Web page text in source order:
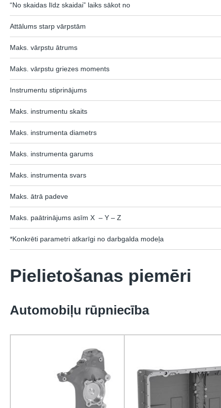
“No skaidas līdz skaidai” laiks sākot no
Attālums starp vārpstām
Maks. vārpstu ātrums
Maks. vārpstu griezes moments
Instrumentu stiprinājums
Maks. instrumentu skaits
Maks. instrumenta diametrs
Maks. instrumenta garums
Maks. instrumenta svars
Maks. ātrā padeve
Maks. paātrinājums asīm X – Y – Z
*Konkrēti parametri atkarīgi no darbgalda modeļa
Pielietošanas piemēri
Automobiļu rūpniecība